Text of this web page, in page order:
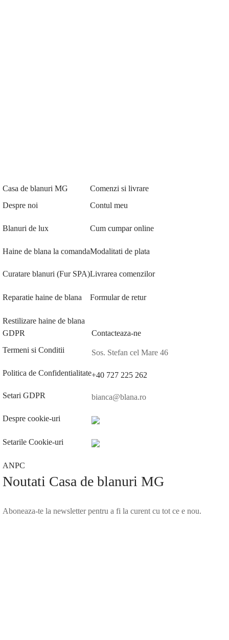
Casa de blanuri MG
Despre noi
Blanuri de lux
Haine de blana la comanda
Curatare blanuri (Fur SPA)
Reparatie haine de blana
Restilizare haine de blana
Comenzi si livrare
Contul meu
Cum cumpar online
Modalitati de plata
Livrarea comenzilor
Formular de retur
GDPR
Termeni si Conditii
Politica de Confidentialitate
Setari GDPR
Despre cookie-uri
Setarile Cookie-uri
ANPC
Contacteaza-ne
Sos. Stefan cel Mare 46
+40 727 225 262
bianca@blana.ro
Noutati Casa de blanuri MG
Aboneaza-te la newsletter pentru a fi la curent cu tot ce e nou.